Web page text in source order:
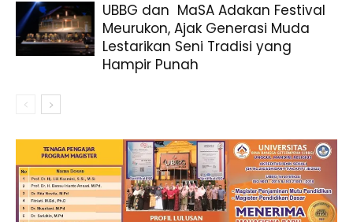
UBBG dan MaSA Adakan Festival
Meurukon, Ajak Generasi Muda
Lestarikan Seni Tradisi yang
Hampir Punah